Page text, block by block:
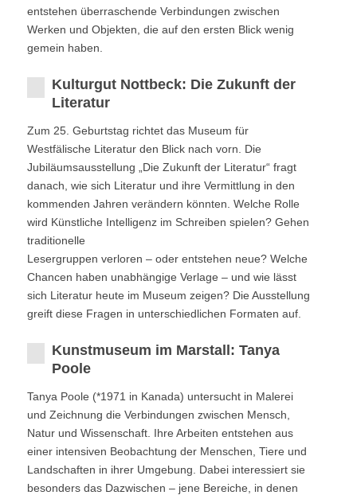
entstehen überraschende Verbindungen zwischen
Werken und Objekten, die auf den ersten Blick wenig
gemein haben.
Kulturgut Nottbeck: Die Zukunft der
Literatur
Zum 25. Geburtstag richtet das Museum für
Westfälische Literatur den Blick nach vorn. Die
Jubiläumsausstellung „Die Zukunft der Literatur“ fragt
danach, wie sich Literatur und ihre Vermittlung in den
kommenden Jahren verändern könnten. Welche Rolle
wird Künstliche Intelligenz im Schreiben spielen? Gehen
traditionelle
Lesergruppen verloren – oder entstehen neue? Welche
Chancen haben unabhängige Verlage – und wie lässt
sich Literatur heute im Museum zeigen? Die Ausstellung
greift diese Fragen in unterschiedlichen Formaten auf.
Kunstmuseum im Marstall: Tanya
Poole
Tanya Poole (*1971 in Kanada) untersucht in Malerei
und Zeichnung die Verbindungen zwischen Mensch,
Natur und Wissenschaft. Ihre Arbeiten entstehen aus
einer intensiven Beobachtung der Menschen, Tiere und
Landschaften in ihrer Umgebung. Dabei interessiert sie
besonders das Dazwischen – jene Bereiche, in denen